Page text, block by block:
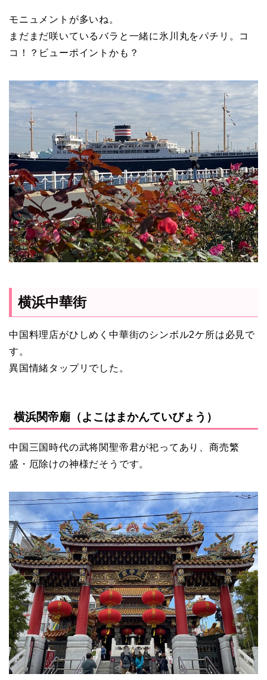
モニュメントが多いね。
まだまだ咲いているバラと一緒に氷川丸をパチリ。コ
コ！？ビューポイントかも？
横浜中華街
中国料理店がひしめく中華街のシンボル2ケ所は必見で
す。
異国情緒タップリでした。
横浜関帝廟（よこはまかんていびょう）
中国三国時代の武将関聖帝君が祀ってあり、商売繁
盛・厄除けの神様だそうです。